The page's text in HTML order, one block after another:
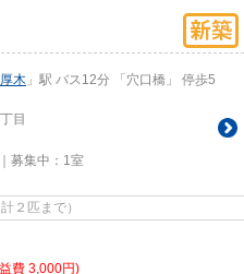
木 」駅 バス12分 「穴口橋」 停歩5
目
募集中： 1室
２匹まで）
費 3,000円)